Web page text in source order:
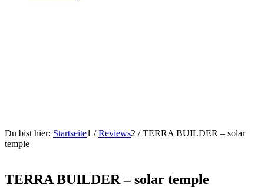
Du bist hier: Startseite1 / Reviews2 / TERRA BUILDER – solar
temple
TERRA BUILDER – solar temple